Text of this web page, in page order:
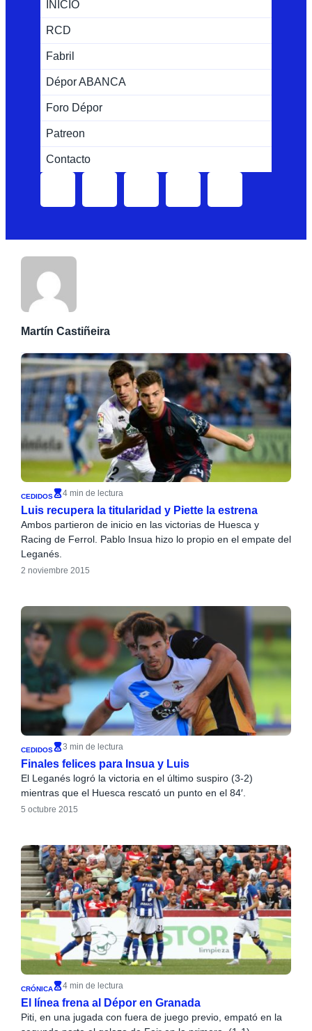
INICIO
RCD
Fabril
Dépor ABANCA
Foro Dépor
Patreon
Contacto
Martín Castiñeira
CEDIDOS 4 min de lectura
Luis recupera la titularidad y Piette la estrena
Ambos partieron de inicio en las victorias de Huesca y
Racing de Ferrol. Pablo Insua hizo lo propio en el empate del
Leganés.
2 noviembre 2015
CEDIDOS 3 min de lectura
Finales felices para Insua y Luis
El Leganés logró la victoria en el último suspiro (3-2)
mientras que el Huesca rescató un punto en el 84′.
5 octubre 2015
CRÓNICA 4 min de lectura
El línea frena al Dépor en Granada
Piti, en una jugada con fuera de juego previo, empató en la